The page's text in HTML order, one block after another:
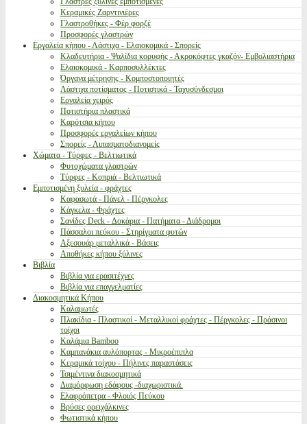
Κεραμικές Ζαρντινιέρες
Γλαστροθήκες - Φέρ φορζέ
Προσφορές γλαστρών
Εργαλεία κήπου - Λάστιχα - Ελαιοκομικά - Σπορείς
Κλαδευτήρια - Ψαλίδια κορυφής - Ακροκόφτες γκαζόν- Εμβολιαστήρια
Ελαιοκομικά - Καρποσυλλέκτες
Όργανα μέτρησης - Κομποστοποιητές
Λάστιχα ποτίσματος - Ποτιστικά - Ταχυσύνδεσμοι
Εργαλεία χειρός
Ποτιστήρια πλαστικά
Καρότσια κήπου
Προσφορές εργαλείων κήπου
Σπορείς - Λιπασματοδιανομείς
Χώματα - Τύρφες - Βελτιωτικά
Φυτοχώματα γλαστρών
Τύρφες - Κοπριά - Βελτιωτικά
Εμποτισμένη ξυλεία - φράχτες
Καφασωτά - Πάνελ - Πέργκολες
Κάγκελα - Φράχτες
Σανίδες Deck - Δοκάρια - Πατήματα - Διάδρομοι
Πάσσαλοι πεύκου - Στηρίγματα φυτών
Αξεσουάρ μεταλλικά - Βάσεις
Αποθήκες κήπου ξύλινες
Βιβλία
Βιβλία για ερασιτέχνες
Βιβλία για επαγγελματίες
Διακοσμητικά Κήπου
Καλαμωτές
Πλακίδια - Πλαστικοί - Μεταλλικοί φράχτες - Πέργκολες - Πράσινοι
τοίχοι
Καλάμια Bamboo
Καμπανάκια αυλόπορτας - Μικροέπιπλα
Κεραμικά τοίχου - Πήλινες παραστάσεις
Τσιμέντινα διακοσμητικά
Διαμόρφωση εδάφους -διαχωριστικά.
Ελαφρόπετρα - Φλοιός Πεύκου
Βρύσες ορειχάλκινες
Φωτιστικά κήπου